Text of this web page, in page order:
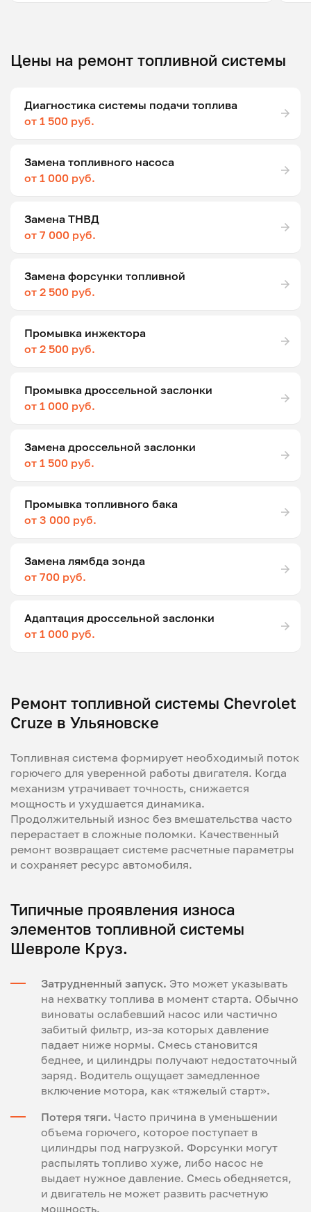
Цены на ремонт топливной системы
Диагностика системы подачи топлива
от 1 500 руб.
Замена топливного насоса
от 1 000 руб.
Замена ТНВД
от 7 000 руб.
Замена форсунки топливной
от 2 500 руб.
Промывка инжектора
от 2 500 руб.
Промывка дроссельной заслонки
от 1 000 руб.
Замена дроссельной заслонки
от 1 500 руб.
Промывка топливного бака
от 3 000 руб.
Замена лямбда зонда
от 700 руб.
Адаптация дроссельной заслонки
от 1 000 руб.
Ремонт топливной системы Chevrolet
Cruze в Ульяновске
Топливная система формирует необходимый поток
горючего для уверенной работы двигателя. Когда
механизм утрачивает точность, снижается
мощность и ухудшается динамика.
Продолжительный износ без вмешательства часто
перерастает в сложные поломки. Качественный
ремонт возвращает системе расчетные параметры
и сохраняет ресурс автомобиля.
Типичные проявления износа
элементов топливной системы
Шевроле Круз.
Затрудненный запуск. Это может указывать
на нехватку топлива в момент старта. Обычно
виноваты ослабевший насос или частично
забитый фильтр, из-за которых давление
падает ниже нормы. Смесь становится
беднее, и цилиндры получают недостаточный
заряд. Водитель ощущает замедленное
включение мотора, как «тяжелый старт».
Потеря тяги. Часто причина в уменьшении
объема горючего, которое поступает в
цилиндры под нагрузкой. Форсунки могут
распылять топливо хуже, либо насос не
выдает нужное давление. Смесь обедняется,
и двигатель не может развить расчетную
мощность.